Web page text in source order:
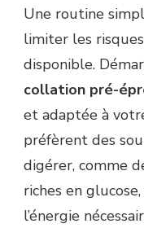
Une routine
limiter les
disponible.
collation pré-
et adaptée à
préfèrent des
digérer, comme
riches en
l’énergie